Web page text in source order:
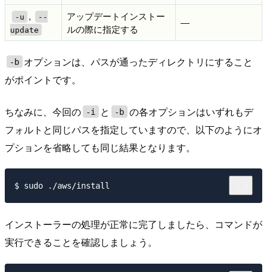
-u ,
--
update
アップデートインストー
ルの際に指定する
―
-b オプションは、パスが通ったディレクトリにすること
がポイントです。
ちなみに、今回の -i と -b の各オプションはいずれもデ
フォルトと同じパスを指定していますので、以下のようにオ
プションを省略しても同じ結果となります。
インストーラーの処理が正常に完了しましたら、コマンドが
実行できることを確認しましょう。